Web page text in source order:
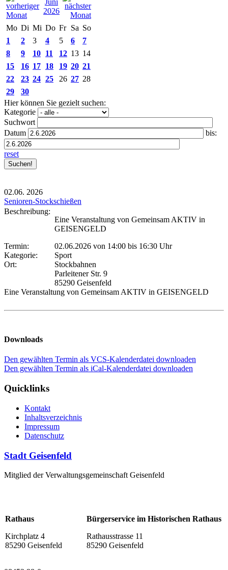
Juni
2026
Mo Di Mi Do Fr Sa So
1
2 3 4 5 6
7
8
9 10 11 12 13 14
15
16 17 18 19 20 21
22
23 24 25 26 27 28
29
30
Hier können Sie gezielt suchen:
Kategorie
Suchwort
Datum
bis:
reset
02.06. 2026
Senioren-Stockschießen
Beschreibung:
Eine Veranstaltung von Gemeinsam AKTIV in
GEISENGELD
Termin:
02.06.2026 von 14:00 bis 16:30 Uhr
Kategorie:
Sport
Ort:
Stockbahnen
Parleitener Str. 9
85290 Geisenfeld
Eine Veranstaltung von Gemeinsam AKTIV in GEISENGELD
Downloads
Den gewählten Termin als VCS-Kalenderdatei downloaden
Den gewählten Termin als iCal-Kalenderdatei downloaden
Quicklinks
Kontakt
Inhaltsverzeichnis
Impressum
Datenschutz
Stadt Geisenfeld
Mitglied der Verwaltungsgemeinschaft Geisenfeld
Rathaus
Kirchplatz 4
85290 Geisenfeld
Bürgerservice im Historischen Rathaus
Rathausstrasse 11
85290 Geisenfeld